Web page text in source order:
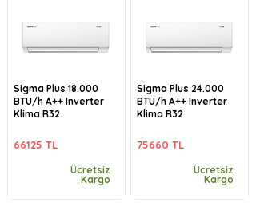
Sigma Plus 18.000
BTU/h A++ Inverter
Klima R32
66125 TL
Ücretsiz
Kargo
Sigma Plus 24.000
BTU/h A++ Inverter
Klima R32
75660 TL
Ücretsiz
Kargo